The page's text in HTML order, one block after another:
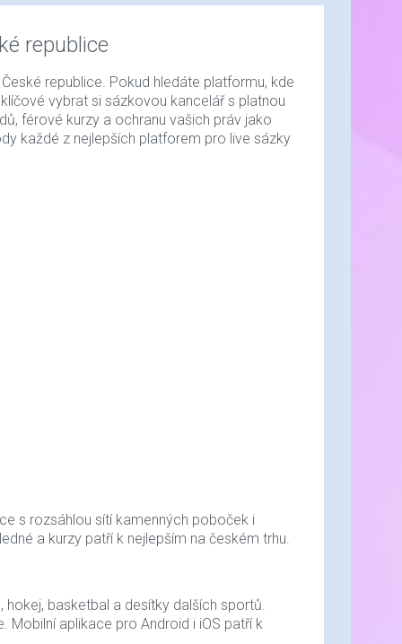
republice
republice. Pokud hledáte platformu, kde
vybrat si sázkovou kancelář s platnou
férové kurzy a ochranu vašich práv jako
každé z nejlepších platforem pro live sázky
s rozsáhlou sítí kamenných poboček i
a kurzy patří k nejlepším na českém trhu.
hokej, basketbal a desítky dalších sportů.
Mobilní aplikace pro Android i iOS patří k